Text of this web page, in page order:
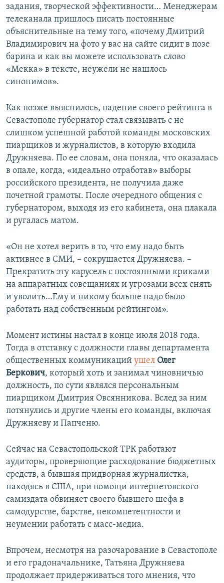
задания, творческой эффективности… Менеджерам
телеканала пришлось писать постоянные
объяснительные на тему того, «почему Дмитрий
Владимирович на фото у вас на сайте сидит в позе
барина и как вы можете использовать слово
«Мекка» в тексте, неужели не нашлось
синонимов».
Как позже выяснилось, падение своего рейтинга в
Севастополе губернатор стал связывать с не
слишком успешной работой команды московских
пиарщиков и журналистов, в которую входила
Дружняева. По ее словам, она поняла, что оказалась
в опале, когда, «идеально отработав» выборы
российского президента, не получила даже
почетной грамоты. После очередного общения с
губернатором, выходя из его кабинета, она плакала
и ругалась матом.
«Он не хотел верить в то, что ему надо быть
активнее в СМИ, – сокрушается Дружняева. –
Прекратить эту карусель с постоянными криками
на аппаратных совещаниях и угрозами всех снять
и уволить…Ему и никому больше надо было
работать над собственным рейтингом».
Момент истины настал в конце июля 2018 года.
Тогда в отставку с должности главы департамента
общественных коммуникаций ушел Олег
Беркович, который хоть и занимал чиновничью
должность, по сути являлся персональным
пиарщиком Дмитрия Овсянникова. Вслед за ним
потянулись и другие члены его команды, включая
Дружняеву и Папченю.
Сейчас на Севастопольской ТРК работают
аудиторы, проверяющие расходование бюджетных
средств, а бывшая придворная журналистка,
находясь в США, при помощи интернетовского
самиздата обвиняет своего бывшего шефа в
самодурстве, барстве, некомпетентности и
неумении работать с масс-медиа.
Впрочем, несмотря на разочарование в Севастополе
и его градоначальнике, Татьяна Дружняева
продолжает придерживаться того мнения, что